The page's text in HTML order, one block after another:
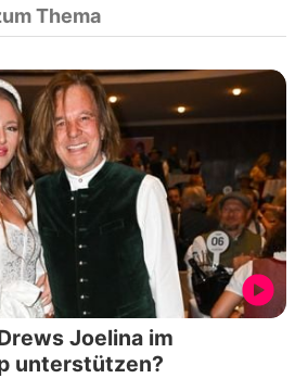
Thema
Joelina im
unterstützen?